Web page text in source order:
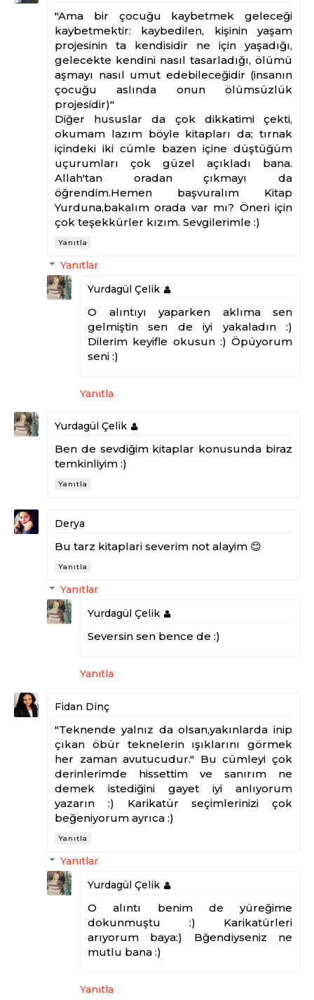
"Ama bir çocuğu kaybetmek geleceği
kaybetmektir: kaybedilen, kişinin yaşam
projesinin ta kendisidir ne için yaşadığı,
gelecekte kendini nasıl tasarladığı, ölümü
aşmayı nasıl umut edebileceğidir (insanın
çocuğu aslında onun ölümsüzlük
projesidir)"
Diğer hususlar da çok dikkatimi çekti,
okumam lazım böyle kitapları da; tırnak
içindeki iki cümle bazen içine düştüğüm
uçurumları çok güzel açıkladı bana.
Allah'tan oradan çıkmayı da
öğrendim.Hemen başvuralım Kitap
Yurduna,bakalım orada var mı? Öneri için
çok teşekkürler kızım. Sevgilerimle :)
Yanıtla
Yanıtlar
Yurdagül Çelik
O alıntıyı yaparken aklıma sen
gelmiştin sen de iyi yakaladın :)
Dilerim keyifle okusun :) Öpüyorum
seni :)
Yanıtla
Yurdagül Çelik
Ben de sevdiğim kitaplar konusunda biraz
temkinliyim :)
Yanıtla
Derya
Bu tarz kitaplari severim not alayim 😊
Yanıtla
Yanıtlar
Yurdagül Çelik
Seversin sen bence de :)
Yanıtla
Fidan Dinç
"Teknende yalnız da olsan,yakınlarda inip
çıkan öbür teknelerin ışıklarını görmek
her zaman avutucudur." Bu cümleyi çok
derinlerimde hissettim ve sanırım ne
demek istediğini gayet iyi anlıyorum
yazarın :) Karikatür seçimlerinizi çok
beğeniyorum ayrıca :)
Yanıtla
Yanıtlar
Yurdagül Çelik
O alıntı benim de yüreğime
dokunmuştu :) Karikatürleri
arıyorum baya:) Bğendiyseniz ne
mutlu bana :)
Yanıtla